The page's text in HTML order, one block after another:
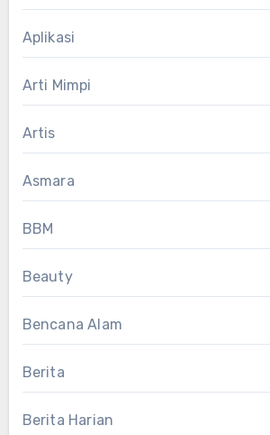
Aplikasi
Arti Mimpi
Artis
Asmara
BBM
Beauty
Bencana Alam
Berita
Berita Harian